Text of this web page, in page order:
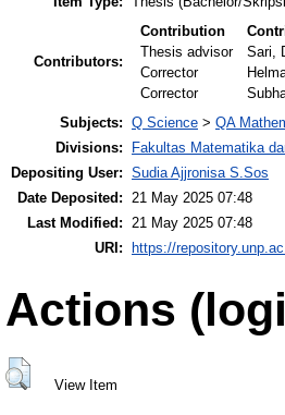
Contributors:
Contribution
Thesis advisor
Sari,
Corrector
Corrector
Subjects: Q Science > QA
Divisions:
Fakultas Matematika
Depositing User: Sudia Ajjronisa S.Sos
Date Deposited: 21 May 2025 07:48
Last Modified: 21 May 2025 07:48
URI:
https://
Actions
View Item